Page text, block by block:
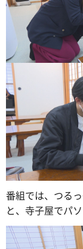
番組では、つる
と、寺子屋でパ